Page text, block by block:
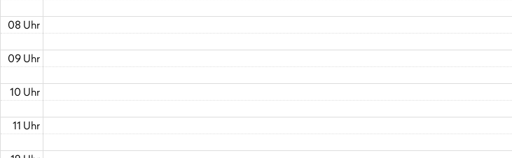
08 Uhr
09 Uhr
10 Uhr
11 Uhr